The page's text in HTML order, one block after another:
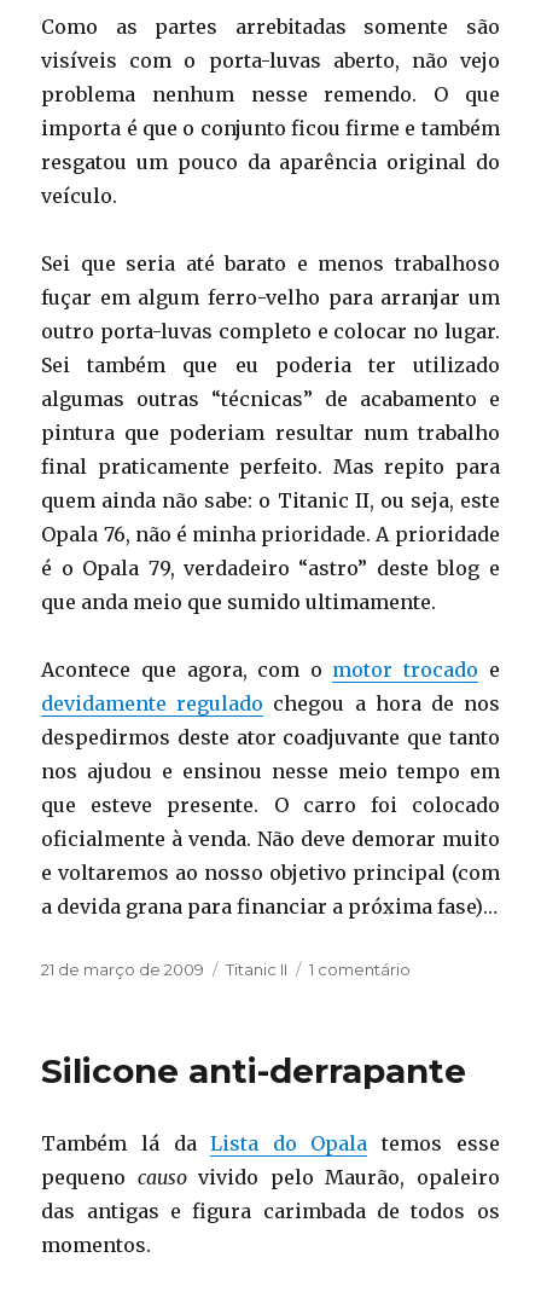
Como as partes arrebitadas somente são
visíveis com o porta-luvas aberto, não vejo
problema nenhum nesse remendo. O que
importa é que o conjunto ficou firme e também
resgatou um pouco da aparência original do
veículo.
Sei que seria até barato e menos trabalhoso
fuçar em algum ferro-velho para arranjar um
outro porta-luvas completo e colocar no lugar.
Sei também que eu poderia ter utilizado
algumas outras “técnicas” de acabamento e
pintura que poderiam resultar num trabalho
final praticamente perfeito. Mas repito para
quem ainda não sabe: o Titanic II, ou seja, este
Opala 76, não é minha prioridade. A prioridade
é o Opala 79, verdadeiro “astro” deste blog e
que anda meio que sumido ultimamente.
Acontece que agora, com o motor trocado e
devidamente regulado chegou a hora de nos
despedirmos deste ator coadjuvante que tanto
nos ajudou e ensinou nesse meio tempo em
que esteve presente. O carro foi colocado
oficialmente à venda. Não deve demorar muito
e voltaremos ao nosso objetivo principal (com
a devida grana para financiar a próxima fase)…
Publicado
21 de março de 2009 Categorias
Titanic II 1 comentário
Silicone anti-derrapante
Também lá daLista do Opala temos esse
pequeno causovivido pelo Maurão, opaleiro
das antigas e figura carimbada de todos os
momentos.